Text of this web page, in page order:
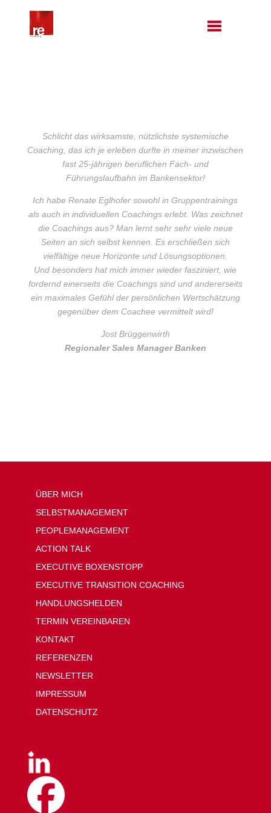
Schlicht das wirksamste, nützlichste systemische
Coaching, das ich je erleben durfte in meiner inzwischen
fast 25-jährigen beruflichen Fach- und
Führungslaufbahn im Bankensektor!
Ich habe Renate Eglhofer sowohl in Gruppentrainings
als auch in individuellen Coachings erlebt. Was zeichnet
die Coachings aus? Man lernt sehr sehr viele neue
Seiten an sich selbst kennen. Es erschließen sich
vielfältige neue Horizonte und Lösungsoptionen.
Und besonders hat mich immer wieder fasziniert, wie
fordernd einerseits die Coachings sind und andererseits
ein maximales Gefühl der persönlichen Wertschätzung
gegenüber dem Coachee vermittelt wird!
Jost Brüggenwirth
Regionaler Sales Manager Banken
ÜBER MICH
SELBSTMANAGEMENT
PEOPLEMANAGEMENT
ACTION TALK
EXECUTIVE BOXENSTOPP
EXECUTIVE TRANSITION COACHING
HANDLUNGSHELDEN
TERMIN VEREINBAREN
KONTAKT
REFERENZEN
NEWSLETTER
IMPRESSUM
DATENSCHUTZ